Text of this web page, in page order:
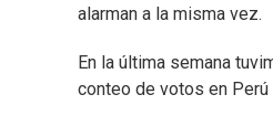
alarman a la misma vez.
En la última semana
conteo de votos en Perú